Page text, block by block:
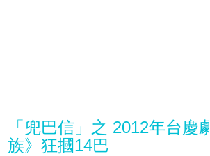
「兜巴信」之 2012年台慶
族》狂摑14巴